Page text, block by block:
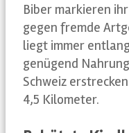
Biber markieren
gegen fremde
liegt immer
genügend
Schweiz
4,5 Kilometer.